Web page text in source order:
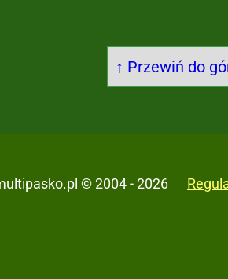
↑ Przewiń do
© 2004 - 2026